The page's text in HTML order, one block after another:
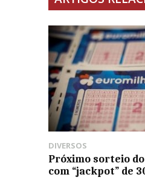
DIVERSOS
Próximo sorteio
com “jackpot” de